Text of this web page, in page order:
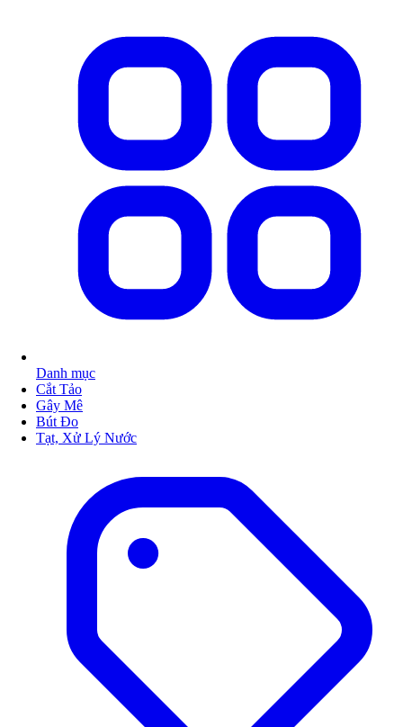
Danh mục
Cắt Tảo
Gây Mê
Bút Đo
Tạt, Xử Lý Nước